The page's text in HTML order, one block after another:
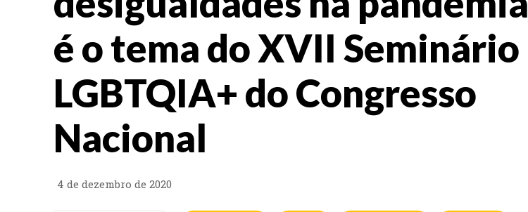
é o tema do XVII Seminário
LGBTQIA+ do Congresso
Nacional
4 de dezembro de 2020